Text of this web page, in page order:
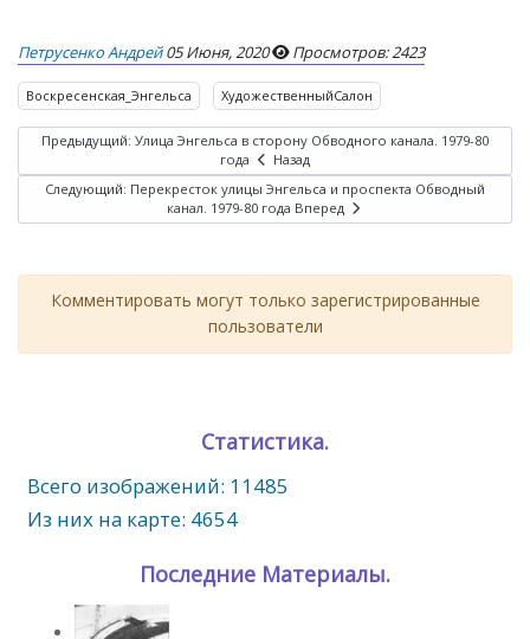
Петрусенко Андрей 05 Июня, 2020 Просмотров: 2423
Воскресенская_Энгельса ХудожественныйСалон
Предыдущий: Улица Энгельса в сторону Обводного канала. 1979-80
года
Назад
Следующий: Перекресток улицы Энгельса и проспекта Обводный
канал. 1979-80 года Вперед
Комментировать могут только зарегистрированные
пользователи
Статистика.
Всего изображений: 11485
Из них на карте: 4654
Последние Материалы.